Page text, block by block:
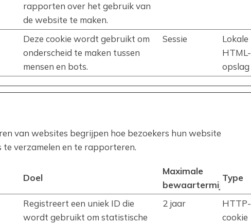
rapporten over het gebruik van
de website te maken.
Deze cookie wordt gebruikt om
onderscheid te maken tussen
mensen en bots.
Sessie
Lokale
HTML-
opslag
van websites begrijpen hoe bezoekers hun website
te verzamelen en te rapporteren.
Doel
Maximale
bewaartermijn
Type
Registreert een uniek ID die
wordt gebruikt om statistische
2 jaar
HTTP-
cookie